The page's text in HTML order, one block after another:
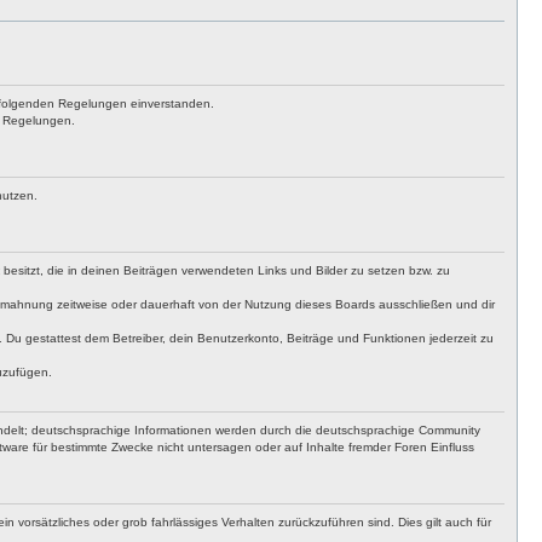
Regelungen einverstanden.
die in deinen Beiträgen verwendeten Links und Bilder zu setzen bzw. zu
zeitweise oder dauerhaft von der Nutzung dieses Boards ausschließen und dir
gestattest dem Betreiber, dein Benutzerkonto, Beiträge und Funktionen jederzeit zu
deutschsprachige Informationen werden durch die deutschsprachige Community
für bestimmte Zwecke nicht untersagen oder auf Inhalte fremder Foren Einfluss
vorsätzliches oder grob fahrlässiges Verhalten zurückzuführen sind. Dies gilt auch für